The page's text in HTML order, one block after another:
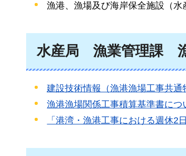
漁港、漁場及び海岸保全施設（水
水産局 漁業管理課
建設技術情報（漁港漁場工事共通
漁港漁場関係工事積算基準書につ
「港湾・漁港工事における週休2